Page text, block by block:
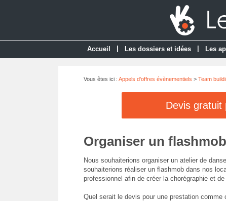
Accueil Les dossiers et idées Les
Vous êtes ici : Appels d'offres évènementiels > Team
Devis gratuit
Organiser un flashmob
Nous souhaiterions organiser un atelier de
souhaiterions réaliser un flashmob dans nos
professionnel afin de créer la chorégraphie et
Quel serait le devis pour une prestation comme